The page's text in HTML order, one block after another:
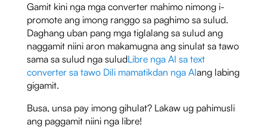
Gamit kini nga mga converter mahimo nimong i-
promote ang imong ranggo sa paghimo sa sulud.
Daghang uban pang mga tiglalang sa sulud ang
naggamit niini aron makamugna ang sinulat sa tawo
sama sa sulud nga suludLibre nga AI sa text
converter sa tawo Dili mamatikdan nga AIang labing
gigamit.
Busa, unsa pay imong gihulat? Lakaw ug pahimusli
ang paggamit niini nga libre!